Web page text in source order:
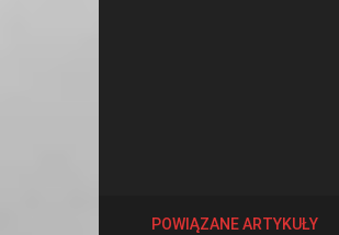
POWIĄZANE ARTYKUŁY